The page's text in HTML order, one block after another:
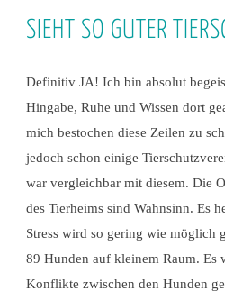
SIEHT SO GUTER
Definitiv JA! Ich bin absolut
Hingabe, Ruhe und Wissen dort
mich bestochen diese Zeilen zu
jedoch schon einige
war vergleichbar mit diesem. Die
des Tierheims sind Wahnsinn. Es
Stress wird so gering wie möglich
89 Hunden auf kleinem Raum. Es
Konflikte zwischen den Hunden